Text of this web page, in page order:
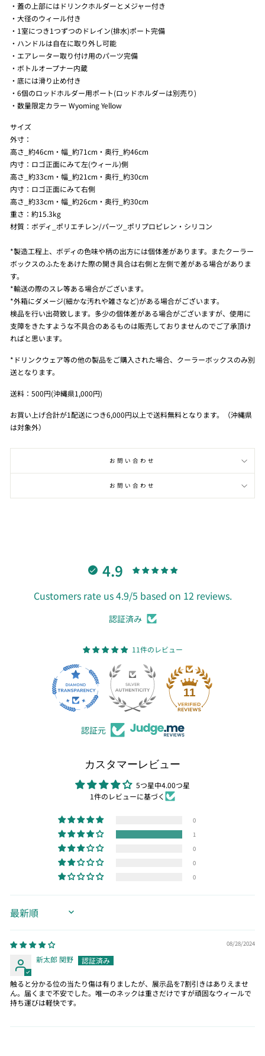
・蓋の上部にはドリンクホルダーとメジャー付き
・大径のウィール付き
・1室につき1つずつのドレイン(排水)ポート完備
・ハンドルは自在に取り外し可能
・エアレーター取り付け用のパーツ完備
・ボトルオープナー内蔵
・底には滑り止め付き
・6個のロッドホルダー用ポート(ロッドホルダーは別売り)
・数量限定カラー Wyoming Yellow
サイズ
外寸：
高さ_約46cm・幅_約71cm・奥行_約46cm
内寸：ロゴ正面にみて左(ウィール)側
高さ_約33cm・幅_約21cm・奥行_約30cm
内寸：ロゴ正面にみて右側
高さ_約33cm・幅_約26cm・奥行_約30cm
重さ：約15.3kg
材質：ボディ_ポリエチレン/パーツ_ポリプロピレン・シリコン
*製造工程上、ボディの色味や柄の出方には個体差があります。またクーラー
ボックスのふたをあけた際の開き具合は右側と左側で差がある場合がありま
す。
*輸送の際のスレ等ある場合がございます。
*外箱にダメージ(細かな汚れや雑さなど)がある場合がございます。
検品を行い出荷致します。多少の個体差がある場合がございますが、使用に
支障をきたすような不具合のあるものは販売しておりませんのでご了承頂け
ればと思います。
*ドリンクウェア等の他の製品をご購入された場合、クーラーボックスのみ別
送となります。
送料：500円(沖縄県1,000円)
お買い上げ合計が1配送につき6,000円以上で送料無料となります。（沖縄県
は対象外）
お問い合わせ
お問い合わせ
4.9
Customers rate us 4.9/5 based on 12 reviews.
認証済み
11件のレビュー
11
認証元
カスタマーレビュー
5つ星中4.00つ星
1件のレビューに基づく
0
1
0
0
0
SORT BY
08/28/2024
新太郎 関野
触ると分かる位の当たり傷は有りましたが、展示品を7割引きはありえませ
ん。届くまで不安でした。唯一のネックは重さだけですが頑固なウィールで
持ち運びは軽快です。